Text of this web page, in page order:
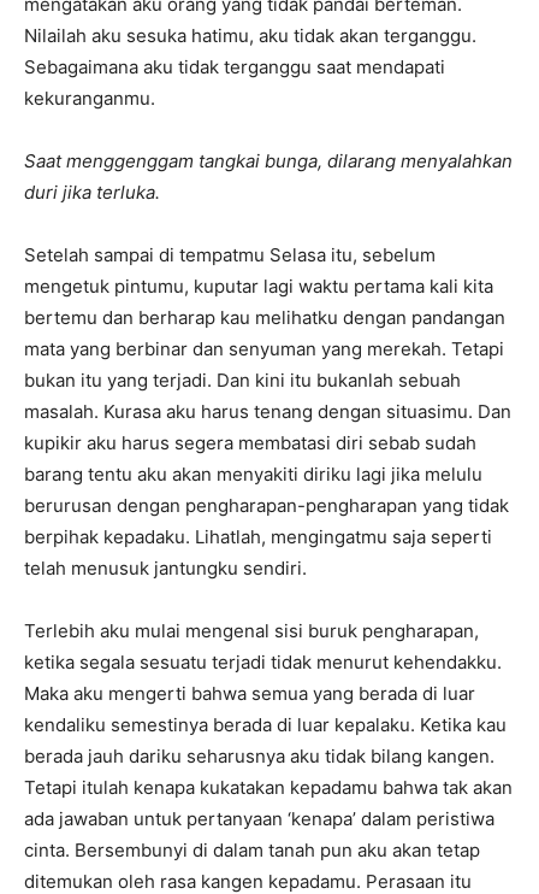
Nilailah aku sesuka hatimu, aku tidak akan terganggu.
Sebagaimana aku tidak terganggu saat mendapati
kekuranganmu.
Saat menggenggam tangkai bunga, dilarang menyalahkan
duri jika terluka.
Setelah sampai di tempatmu Selasa itu, sebelum
mengetuk pintumu, kuputar lagi waktu pertama kali kita
bertemu dan berharap kau melihatku dengan pandangan
mata yang berbinar dan senyuman yang merekah. Tetapi
bukan itu yang terjadi. Dan kini itu bukanlah sebuah
masalah. Kurasa aku harus tenang dengan situasimu. Dan
kupikir aku harus segera membatasi diri sebab sudah
barang tentu aku akan menyakiti diriku lagi jika melulu
berurusan dengan pengharapan-pengharapan yang tidak
berpihak kepadaku. Lihatlah, mengingatmu saja seperti
telah menusuk jantungku sendiri.
Terlebih aku mulai mengenal sisi buruk pengharapan,
ketika segala sesuatu terjadi tidak menurut kehendakku.
Maka aku mengerti bahwa semua yang berada di luar
kendaliku semestinya berada di luar kepalaku. Ketika kau
berada jauh dariku seharusnya aku tidak bilang kangen.
Tetapi itulah kenapa kukatakan kepadamu bahwa tak akan
ada jawaban untuk pertanyaan ‘kenapa’ dalam peristiwa
cinta. Bersembunyi di dalam tanah pun aku akan tetap
ditemukan oleh rasa kangen kepadamu. Perasaan itu